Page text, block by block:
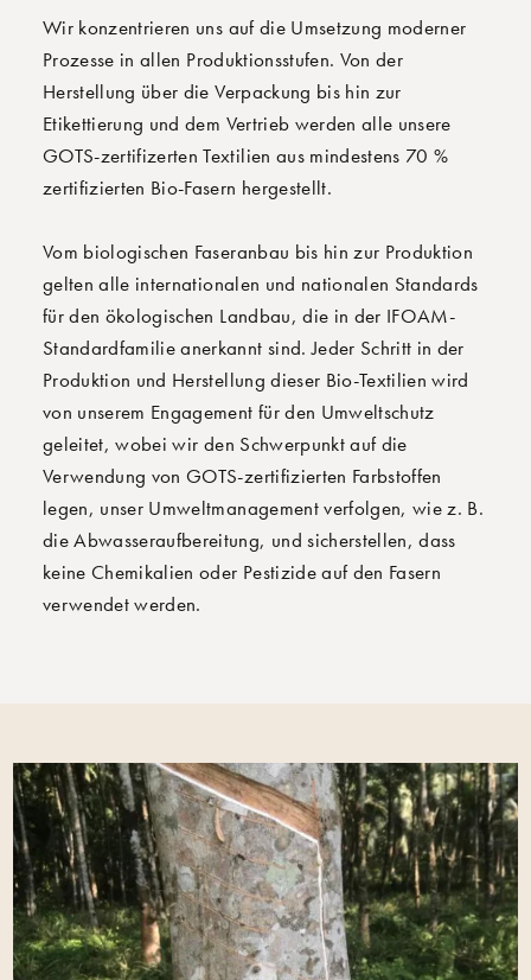
Wir konzentrieren uns auf die Umsetzung moderner
Prozesse in allen Produktionsstufen. Von der
Herstellung über die Verpackung bis hin zur
Etikettierung und dem Vertrieb werden alle unsere
GOTS-zertifizerten Textilien aus mindestens 70 %
zertifizierten Bio-Fasern hergestellt.
Vom biologischen Faseranbau bis hin zur Produktion
gelten alle internationalen und nationalen Standards
für den ökologischen Landbau, die in der IFOAM-
Standardfamilie anerkannt sind. Jeder Schritt in der
Produktion und Herstellung dieser Bio-Textilien wird
von unserem Engagement für den Umweltschutz
geleitet, wobei wir den Schwerpunkt auf die
Verwendung von GOTS-zertifizierten Farbstoffen
legen, unser Umweltmanagement verfolgen, wie z. B.
die Abwasseraufbereitung, und sicherstellen, dass
keine Chemikalien oder Pestizide auf den Fasern
verwendet werden.